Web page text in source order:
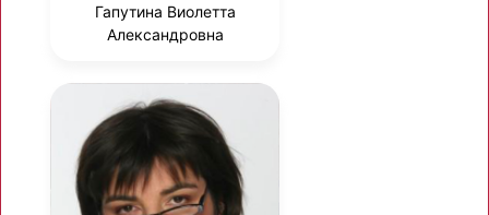
Гапутина Виолетта
Александровна